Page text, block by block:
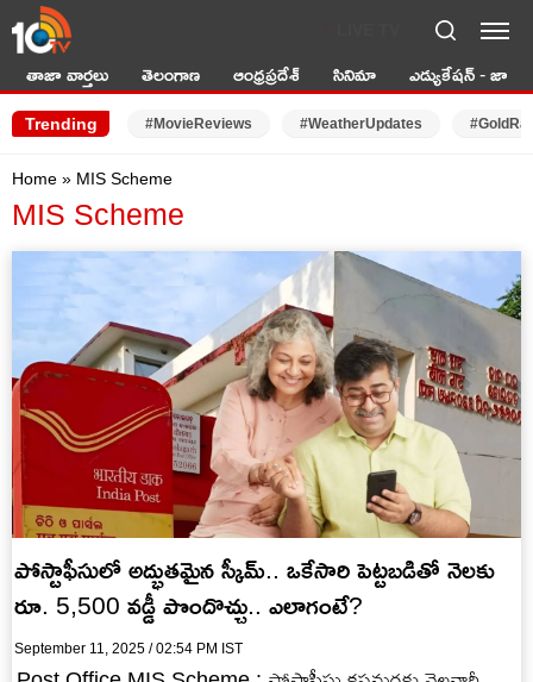
తాజా వార్తలు తెలంగాణ ఆంధ్రప్రదేశ్ సినిమా ఎడ్యుకేషన్ - జాబ్స్
Trending #MovieReviews #WeatherUpdates
Home » MIS Scheme
MIS Scheme
పోస్టాఫీసులో అద్భుతమైన స్కీమ్.. ఒకేసారి పెట్టబడితో నెలకు
రూ. 5,500 వడ్డీ పొందొచ్చు.. ఎలాగంటే?
September 11, 2025 / 02:54 PM IST